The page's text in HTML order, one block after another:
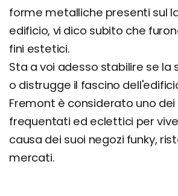
forme metalliche presenti sul
edificio, vi dico subito che
fini estetici.
Sta a voi adesso stabilire se
o distrugge il fascino
Fremont è considerato uno dei
frequentati ed eclettici per
causa dei suoi negozi funky,
mercati.